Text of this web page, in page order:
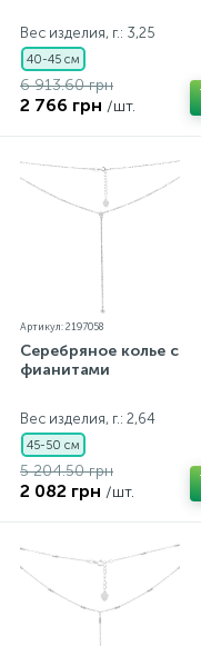
Вес изделия, г.: 3,25
40-45 см
6 913.60 грн
2 766 грн /шт.
Артикул: 2197058
Серебряное колье с
фианитами
Вес изделия, г.: 2,64
45-50 см
5 204.50 грн
2 082 грн /шт.